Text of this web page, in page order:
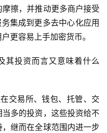
擦，并推动更多商户接受
集成到更多去中心化应用
更容易上手加密货币。
其投资而言又意味着什么
交易所、钱包、托管、交
多的投资，这些投资给不
继而在全球范围内进一步